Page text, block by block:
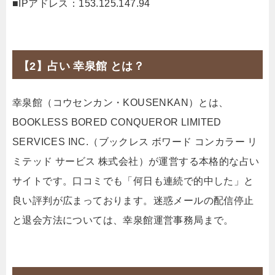
■IPアドレス：153.125.147.94
【2】占い 幸泉館 とは？
幸泉館（コウセンカン・KOUSENKAN）とは、
BOOKLESS BORED CONQUEROR LIMITED
SERVICES INC.（ブックレス ボワード コンカラー リ
ミテッド サービス 株式会社）が運営する本格的な占い
サイトです。口コミでも「何日も連続で的中した」と
良い評判が広まっております。迷惑メールの配信停止
と退会方法については、幸泉館運営事務局まで。